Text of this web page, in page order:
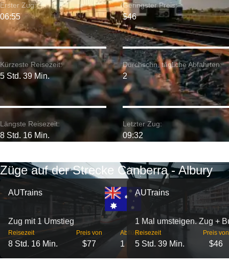
Kürzeste Reisezeit:
5 Std. 39 Min.
Erster Zug:
06:55
Längste Reisezeit:
8 Std. 16 Min.
Geringster Preis:
$46
Durchschn. tägliche Abfahrten:
2
Letzter Zug:
09:32
Züge auf der Strecke Canberra - Albury
AUTrains
Zug mit 1 Umstieg
Reisezeit
8 Std. 16 Min.
Preis von
$77
Abflüge
1
AUTrains
1 Mal umsteigen. Zug +
Reisezeit
5 Std. 39 Min.
Preis von
$46